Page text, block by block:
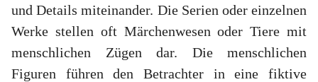
und Details miteinander. Die Serien oder einzelnen
Werke stellen oft Märchenwesen oder Tiere mit
menschlichen Zügen dar. Die menschlichen
Figuren führen den Betrachter in eine fiktive